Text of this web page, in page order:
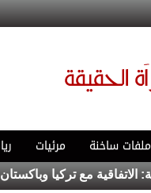
ملفات ساخنة مرئيات
مع تركيا وباكستان لا